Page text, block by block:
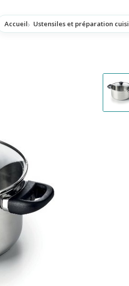
Accueil Ustensiles et préparation